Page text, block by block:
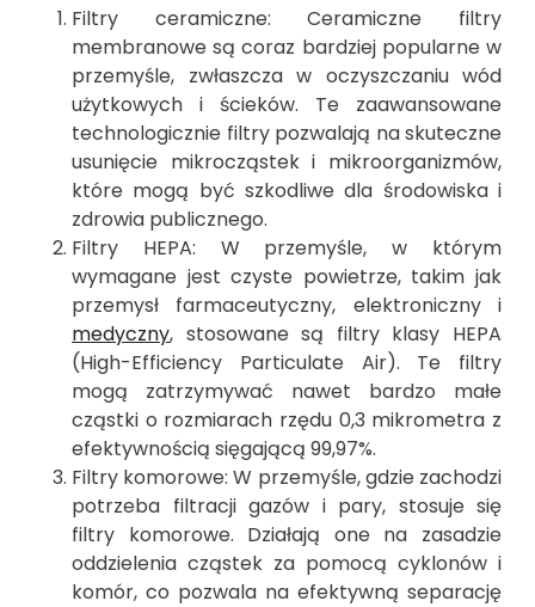
Filtry ceramiczne: Ceramiczne filtry
membranowe są coraz bardziej popularne w
przemyśle, zwłaszcza w oczyszczaniu wód
użytkowych i ścieków. Te zaawansowane
technologicznie filtry pozwalają na skuteczne
usunięcie mikrocząstek i mikroorganizmów,
które mogą być szkodliwe dla środowiska i
zdrowia publicznego.
Filtry HEPA: W przemyśle, w którym
wymagane jest czyste powietrze, takim jak
przemysł farmaceutyczny, elektroniczny i
medyczny, stosowane są filtry klasy HEPA
(High-Efficiency Particulate Air). Te filtry
mogą zatrzymywać nawet bardzo małe
cząstki o rozmiarach rzędu 0,3 mikrometra z
efektywnością sięgającą 99,97%.
Filtry komorowe: W przemyśle, gdzie zachodzi
potrzeba filtracji gazów i pary, stosuje się
filtry komorowe. Działają one na zasadzie
oddzielenia cząstek za pomocą cyklonów i
komór, co pozwala na efektywną separację